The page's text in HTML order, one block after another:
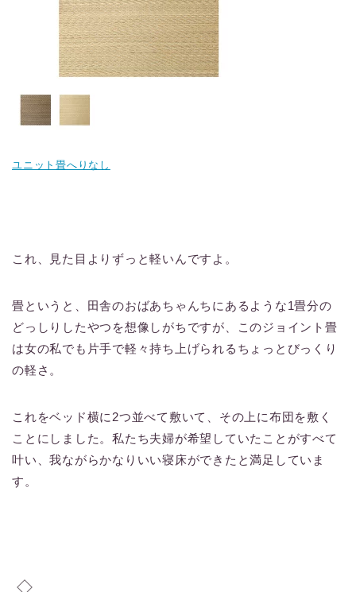
ユニット畳へりなし
これ、見た目よりずっと軽いんですよ。
畳というと、田舎のおばあちゃんちにあるような1畳分の
どっしりしたやつを想像しがちですが、このジョイント畳
は女の私でも片手で軽々持ち上げられるちょっとびっくり
の軽さ。
これをベッド横に2つ並べて敷いて、その上に布団を敷く
ことにしました。私たち夫婦が希望していたことがすべて
叶い、我ながらかなりいい寝床ができたと満足していま
す。